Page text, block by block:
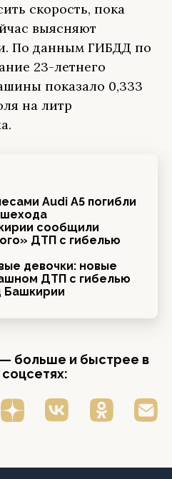
скорость, пока
выясняют
По данным ГИБДД по
23-летнего
показало 0,333
на литр
Audi A5 погибли
сообщили
ДТП с гибелью
девочки: новые
ДТП с гибелью
Башкирии
больше и быстрее в